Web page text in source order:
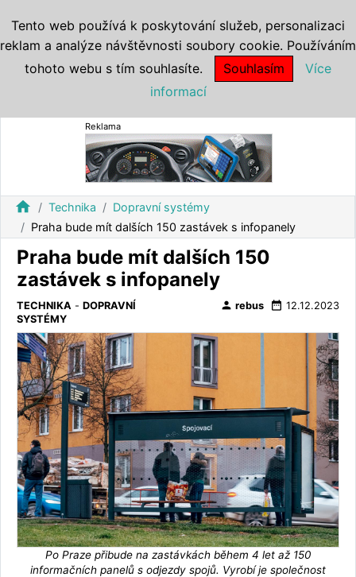
Reklama
home Technika
Dopravní systémy
Praha bude mít dalších 150 zastávek s infopanely
Praha bude mít dalších 150
zastávek s infopanely
TECHNIKA - DOPRAVNÍ
SYSTÉMY
person rebus date_range 12.12.2023
Po Praze přibude na zastávkách během 4 let až 150
informačních panelů s odjezdy spojů. Vyrobí je společnost
Tento web používá k poskytování služeb, personalizaci
reklam a analýze návštěvnosti soubory cookie. Používáním
tohoto webu s tím souhlasíte.
Souhlasím
Více
informací